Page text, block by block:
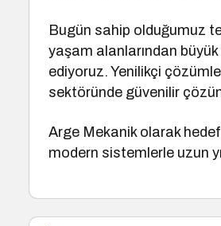
Bugün sahip olduğumuz
yaşam alanlarından
ediyoruz. Yenilikçi
sektöründe güvenilir
Arge Mekanik olarak
modern sistemlerle uzun